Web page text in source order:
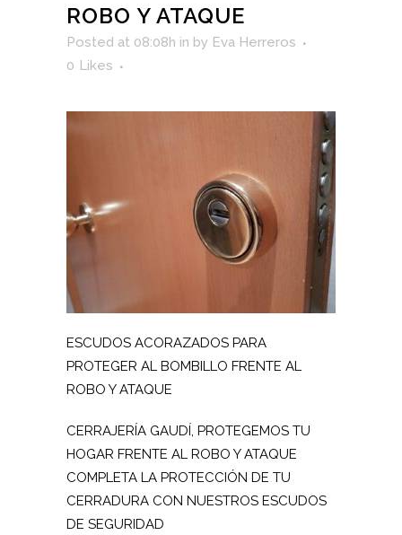
ROBO Y ATAQUE
Posted at 08:08h in by Eva Herreros
0 Likes
ESCUDOS ACORAZADOS PARA
PROTEGER AL BOMBILLO FRENTE AL
ROBO Y ATAQUE
CERRAJERÍA GAUDÍ, PROTEGEMOS TU
HOGAR FRENTE AL ROBO Y ATAQUE
COMPLETA LA PROTECCIÓN DE TU
CERRADURA CON NUESTROS ESCUDOS
DE SEGURIDAD